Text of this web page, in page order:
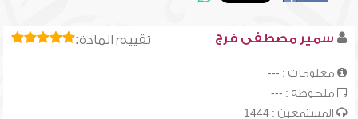
تقييم المادة: سمير مصطفى فرج
معلومات : ---
ملحوظة : ---
المستمعين : 1444